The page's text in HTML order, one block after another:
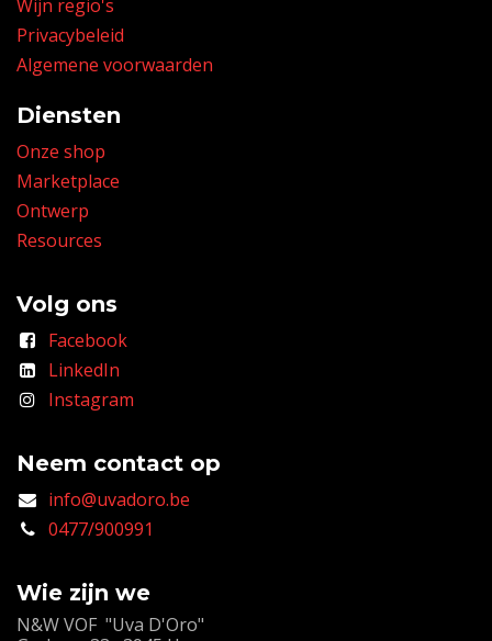
Wijn regio's
Privacybeleid
Algemene voorwaarden
Diensten
Onze shop
Marketplace
Ontwerp
Resources
Volg ons
Facebook
LinkedIn
Instagram
Neem contact op
info@uvadoro.be
0477/900991
Wie zijn we
N&W VOF "Uva D'Oro"